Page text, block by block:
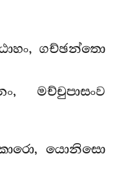
ගච්ඡන්තො
මච්චුපාසංව
යොනිසො